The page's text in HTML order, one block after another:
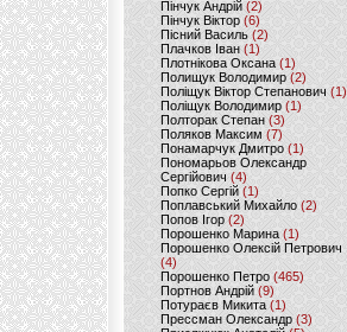
Пінчук Андрій(2)
Пінчук Віктор (6)
Пісний Василь (2)
Плачков Іван(1)
Плотнікова Оксана (1)
Полищук Володимир(2)
Поліщук Віктор Степанович(1)
Поліщук Володимир (1)
Полторак Степан(3)
Поляков Максим (7)
Понамарчук Дмитро (1)
Пономарьов Олександр
Сергійович(4)
Попко Сергій (1)
Поплавський Михайло (2)
Попов Ігор(2)
Порошенко Марина (1)
Порошенко Олексій Петрович
(4)
Порошенко Петро (465)
Портнов Андрій (9)
Потураєв Микита(1)
Прессман Олександр(3)